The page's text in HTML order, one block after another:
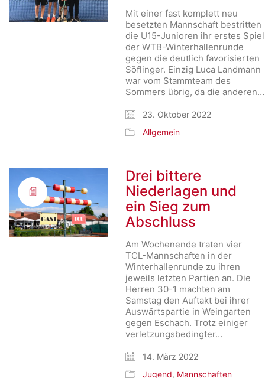
Mit einer fast komplett neu
besetzten Mannschaft bestritten
die U15-Junioren ihr erstes Spiel
der WTB-Winterhallenrunde
gegen die deutlich favorisierten
Söflinger. Einzig Luca Landmann
war vom Stammteam des
Sommers übrig, da die anderen…
23. Oktober 2022
Allgemein
Drei bittere
Niederlagen und
ein Sieg zum
Abschluss
Am Wochenende traten vier
TCL-Mannschaften in der
Winterhallenrunde zu ihren
jeweils letzten Partien an. Die
Herren 30-1 machten am
Samstag den Auftakt bei ihrer
Auswärtspartie in Weingarten
gegen Eschach. Trotz einiger
verletzungsbedingter…
14. März 2022
Jugend, Mannschaften